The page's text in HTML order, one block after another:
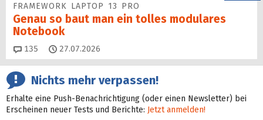
FRAMEWORK LAPTOP 13 PRO
Genau so baut man ein tolles modulares
Notebook
135 Kommentare
27.07.2026
Nichts mehr verpassen!
Erhalte eine Push-Benachrichtigung (oder einen Newsletter) bei
Erscheinen neuer Tests und Berichte: Jetzt anmelden!